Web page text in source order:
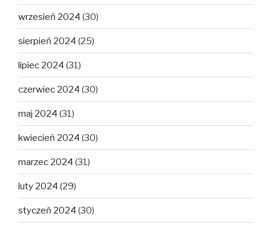
wrzesień 2024 (30)
sierpień 2024 (25)
lipiec 2024 (31)
czerwiec 2024 (30)
maj 2024 (31)
kwiecień 2024 (30)
marzec 2024 (31)
luty 2024 (29)
styczeń 2024 (30)